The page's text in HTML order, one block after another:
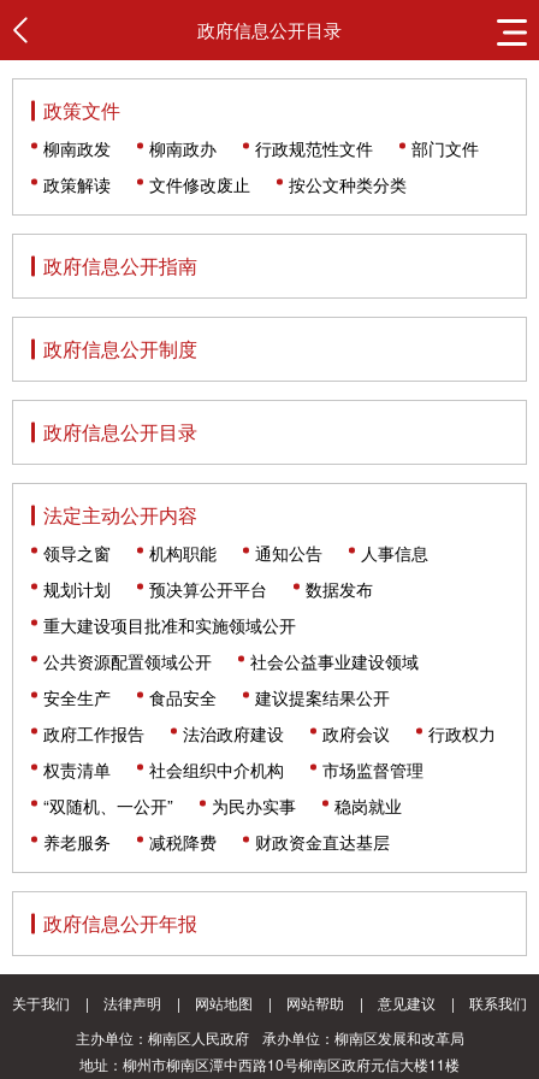
政府信息公开目录
政策文件
柳南政发 柳南政办 行政规范性文件
部门文件
政策解读
文件修改废止 按公文种类分类
政府信息公开指南
政府信息公开制度
政府信息公开目录
法定主动公开内容
领导之窗 机构职能 通知公告
人事信息
规划计划
预决算公开平台
数据发布
重大建设项目批准和实施领域公开
公共资源配置领域公开
社会公益事业建设领域
安全生产
食品安全
建议提案结果公开
政府工作报告
法治政府建设 政府会议
行政权力
权责清单
社会组织中介机构
市场监督管理
“双随机、一公开”
为民办实事
稳岗就业
养老服务
减税降费 财政资金直达基层
政府信息公开年报
关于我们 | 法律声明 | 网站地图 | 网站帮助 | 意见建议 |
联系我们
主办单位：柳南区人民政府
承办单位：柳南区发展和改革局
地址：柳州市柳南区潭中西路10号柳南区政府元信大楼11楼